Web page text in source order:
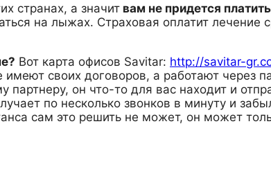
странах, а значит вам не придется
на лыжах. Страховая оплатит лечение
Вот карта офисов Savitar: http://savitar-
своих договоров, а работают через
он что-то для вас находит и
по несколько звонков в минуту и
сам это решить не может, он может